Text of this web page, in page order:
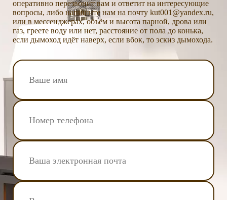
оперативно перезвонит вам и ответит на интересующие
вопросы, либо напишите нам на почту kut001@yandex.ru,
или в мессенджерах, объём и высота парной, дрова или
газ, греете воду или нет, расстояние от пола до конька,
если дымоход идёт наверх, если вбок, то эскиз дымохода.